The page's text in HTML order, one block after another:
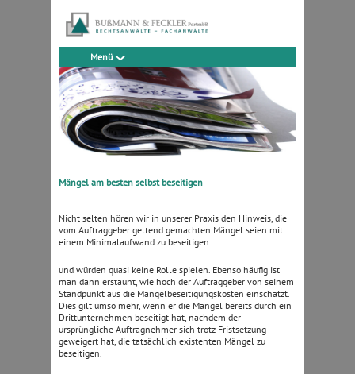
Menü
Mängel am besten selbst beseitigen
Nicht selten hören wir in unserer Praxis den Hinweis, die
vom Auftraggeber geltend gemachten Mängel seien mit
einem Minimalaufwand zu beseitigen
und würden quasi keine Rolle spielen. Ebenso häufig ist
man dann erstaunt, wie hoch der Auftraggeber von seinem
Standpunkt aus die Mängelbeseitigungskosten einschätzt.
Dies gilt umso mehr, wenn er die Mängel bereits durch ein
Drittunternehmen beseitigt hat, nachdem der
ursprüngliche Auftragnehmer sich trotz Fristsetzung
geweigert hat, die tatsächlich existenten Mängel zu
beseitigen.